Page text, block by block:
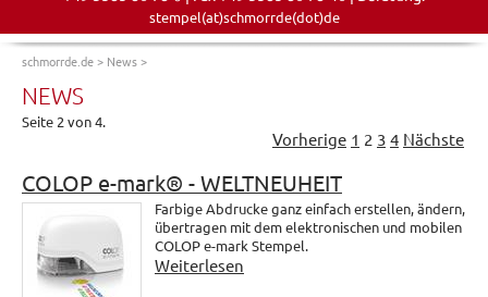
stempel(at)schmorrde(dot)de
schmorrde.de> News>
NEWS
Seite 2 von 4.
Vorherige 1 2 3 4 Nächste
COLOP e-mark® - WELTNEUHEIT
Farbige Abdrucke ganz einfach erstellen, ändern,
übertragen mit dem elektronischen und mobilen
COLOP e-mark Stempel.
Weiterlesen